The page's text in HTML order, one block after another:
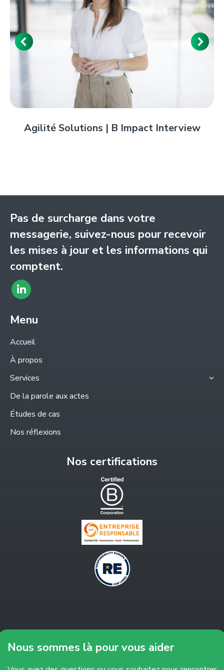
Agilité Solutions | B Impact Interview
Pas de surcharge dans votre
messagerie, suivez-nous pour recevoir
les mises à jour et les informations qui
comptent.
Trouvez
:
LinkedIn
page
opens
in
new
window
Menu
Accueil
À propos
Services
De la parole aux actes
Études de cas
Nos réflexions
Nos certifications
Nous sommes là pour vous aider